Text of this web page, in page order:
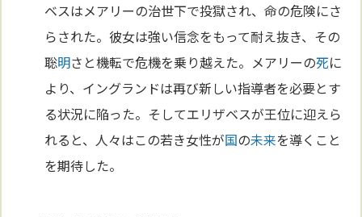
ベスはメアリーの治世下で投獄され、命の危険にさ
らされた。彼女は強い信念をもって耐え抜き、その
聡明さと機転で危機を乗り越えた。メアリーの死に
より、イングランドは再び新しい指導者を必要とす
る状況に陥った。そしてエリザベスが王位に迎えら
れると、人々はこの若き女性が国の未来を導くこと
を期待した。